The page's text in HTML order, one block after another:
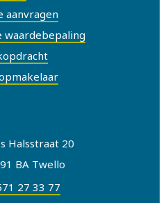
aanvragen
waardebepaling
Halsstraat 20
BA Twello
27 33 77